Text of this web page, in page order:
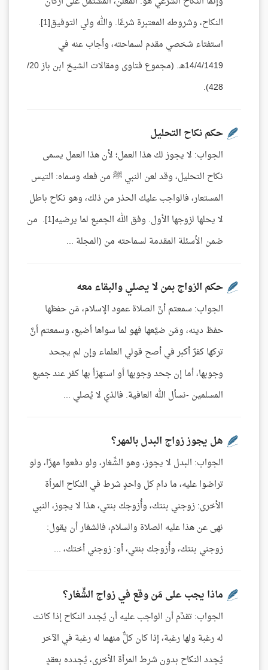
النكاح، وشروطه المعتبرة شرعًا. والله ولي التوفيق[1].
استفتاء شخصي مقدم لسماحته، وأجاب عنه في
14/4/1419هـ. (مجموع فتاوى ومقالات الشيخ ابن باز 20/
428).
حكم نكاح التحليل
الجواب: لا يجوز لك هذا العمل؛ لأن هذا العمل يسمى
نكاح التحليل، وقد لعن النبي ﷺ من فعله وسماه: التيس
المستعار، فالواجب عليك الحذر من ذلك، وهو نكاح باطل
لا يحلها لزوجها الأول. وفق الله الجميع لما يرضيه[1]. من
ضمن الأسئلة المقدمة لسماحته من (المجلة ...
حكم الزواج بمن لا يصلي والبقاء معه
الجواب: سمعتم أنَّ الصلاة عمود الإسلام، مَن حفظها
حفظ دينه، ومَن ضيَّعها فهو لما سواها أضيع، وسمعتم أنَّ
تركها كفرٌ أكبر في أصح قولي العلماء وإن لم يجحد
وجوبها، أما إن جحد وجوبها أو استهزأ بها كفر عند جميع
المسلمين -نسأل الله العافية. فالذي لا يُصلي ...
هل يجوز زواج البدل بالمهر؟
الجواب: البدل لا يجوز، وهو الشِّغار، ولو دفعوا مهرًا، ولو
تراضوا عليه، ما دام كل واحدٍ شرط في النكاح المرأة
الأخرى: زوجني بنتك، وأُزوجك بنتي، هذا لا يجوز، النبي
نهى عن هذا عليه الصلاة والسلام، فالشغار أن يقول:
زوجني بنتك، وأُزوجك بنتي، أو: زوجني أختك، ...
ماذا يجب على مَن وقع في زواج الشِّغار؟
الجواب: تقدَّم أن الواجب عليه أن يُجدد النكاح إذا كانت
له رغبة ولها رغبة، إذا كان كلٌّ منهما له رغبة في الآخر
يُجدد النكاح بدون شرط المرأة الأخرى، يُجدده بعقدٍ